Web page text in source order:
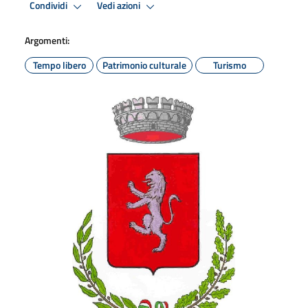
Condividi Vedi azioni
Argomenti:
Tempo libero
Patrimonio culturale Turismo